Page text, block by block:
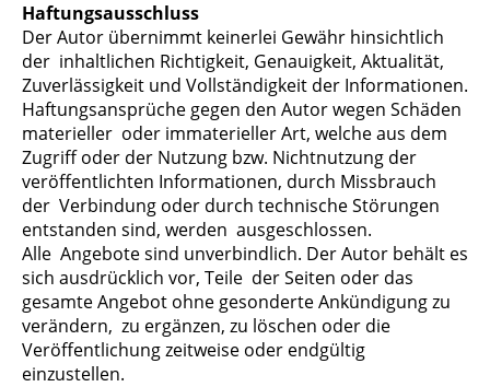
Haftungsausschluss
Der Autor übernimmt keinerlei Gewähr hinsichtlich
der inhaltlichen Richtigkeit, Genauigkeit, Aktualität,
Zuverlässigkeit und Vollständigkeit der Informationen.
Haftungsansprüche gegen den Autor wegen Schäden
materieller oder immaterieller Art, welche aus dem
Zugriff oder der Nutzung bzw. Nichtnutzung der
veröffentlichten Informationen, durch Missbrauch
der Verbindung oder durch technische Störungen
entstanden sind, werden ausgeschlossen.
Alle Angebote sind unverbindlich. Der Autor behält es
sich ausdrücklich vor, Teile der Seiten oder das
gesamte Angebot ohne gesonderte Ankündigung zu
verändern, zu ergänzen, zu löschen oder die
Veröffentlichung zeitweise oder endgültig
einzustellen.